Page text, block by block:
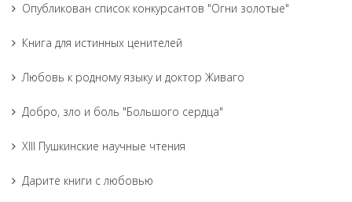
Опубликован список конкурсантов "Огни золотые"
Книга для истинных ценителей
Любовь к родному языку и доктор Живаго
Добро, зло и боль "Большого сердца"
XIII Пушкинские научные чтения
Дарите книги с любовью